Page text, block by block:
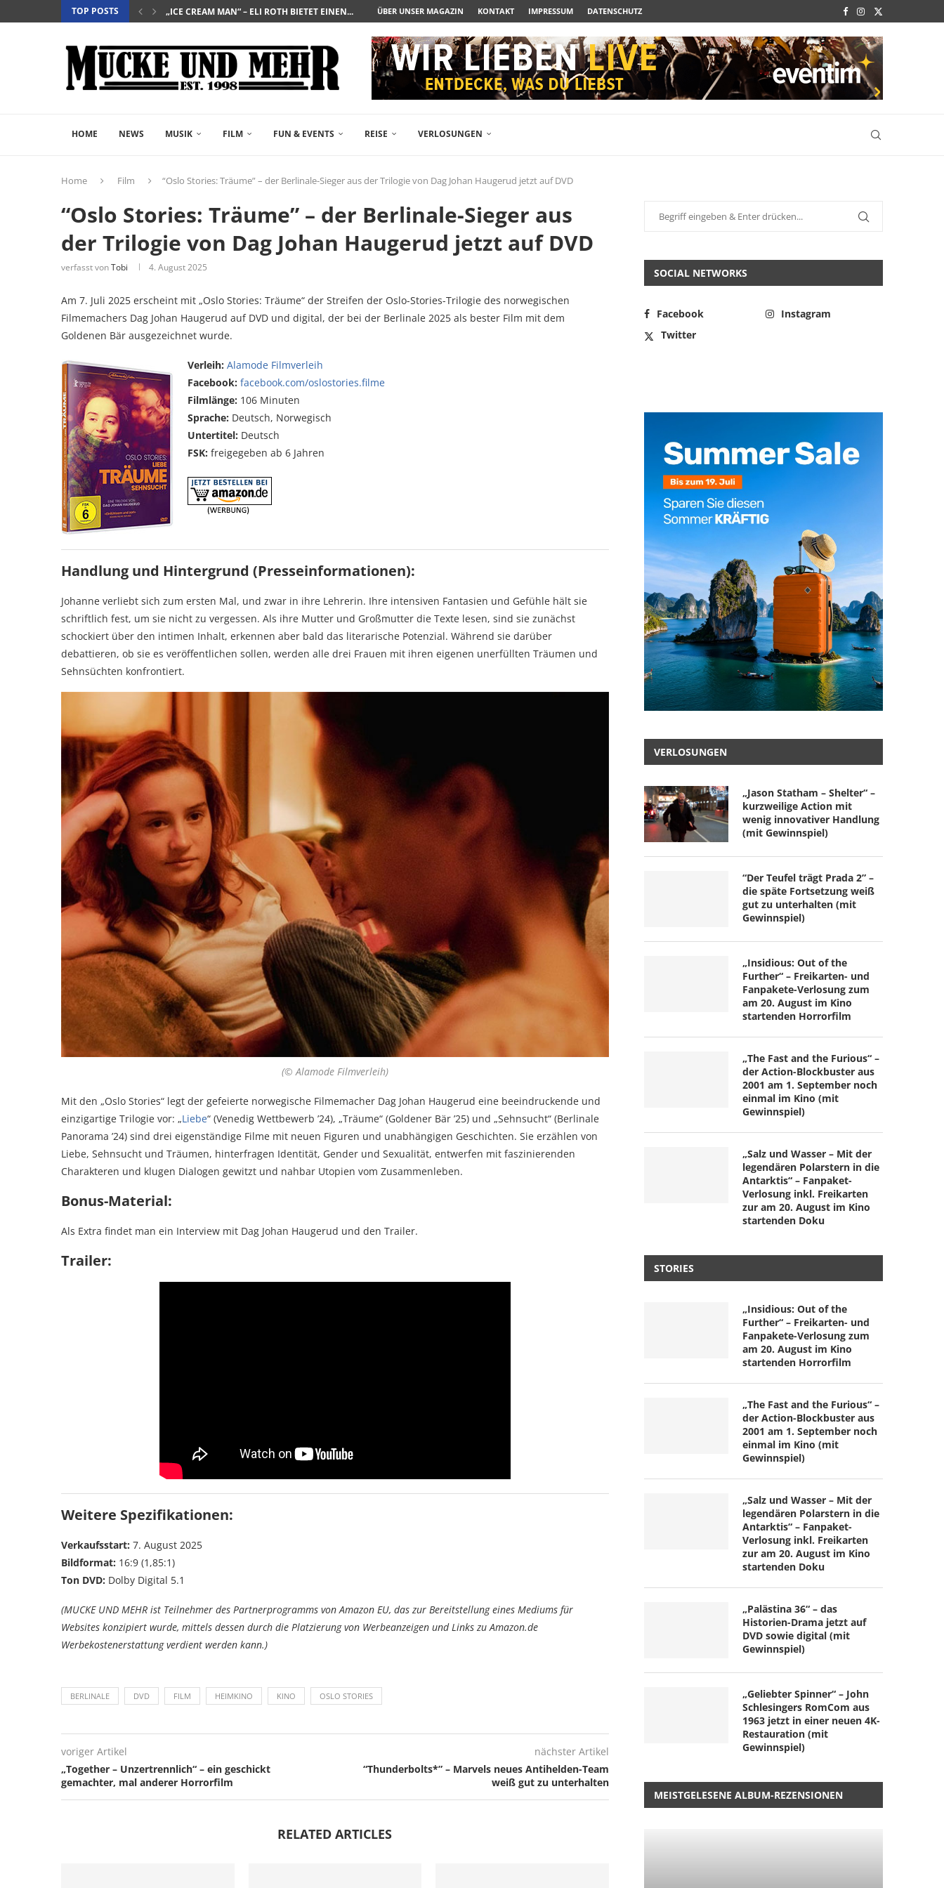
TOP POSTS
„EVERYTIME“ – BERÜHRENDE TRAUERAUFARBEITUNG DER BESONDEREN ART
„NIGHTBORN“ – WENN MUTTERSEIN ZUM ALBTRAUM WIRD
„INSIDIOUS: OUT OF THE FURTHER“ – FREIKARTEN- UND...
„THE FAST AND THE FURIOUS“ – DER ACTION-BLOCKBUSTER...
„SALZ UND WASSER – MIT DER LEGENDÄREN POLARSTERN...
„PALÄSTINA 36“ – DAS HISTORIEN-DRAMA JETZT AUF DVD...
„GELIEBTER SPINNER“ – JOHN SCHLESINGERS ROMCOM AUS 1963...
ÜBER UNSER MAGAZIN KONTAKT IMPRESSUM DATENSCHUTZ
HOME NEWS MUSIK FILM FUN & EVENTS REISE VERLOSUNGEN
Home Film “Oslo Stories: Träume” – der Berlinale-Sieger aus der Trilogie von Dag Johan Haugerud jetzt auf DVD
“Oslo Stories: Träume” – der Berlinale-Sieger aus
der Trilogie von Dag Johan Haugerud jetzt auf DVD
verfasst vonTobi 4. August 2025
Am 7. Juli 2025 erscheint mit „Oslo Stories: Träume“ der Streifen der Oslo-Stories-Trilogie des norwegischen
Filmemachers Dag Johan Haugerud auf DVD und digital, der bei der Berlinale 2025 als bester Film mit dem
Goldenen Bär ausgezeichnet wurde.
Verleih: Alamode Filmverleih
Facebook: facebook.com/oslostories.filme
Filmlänge: 106 Minuten
Sprache: Deutsch, Norwegisch
Untertitel: Deutsch
FSK: freigegeben ab 6 Jahren
Handlung und Hintergrund (Presseinformationen):
Johanne verliebt sich zum ersten Mal, und zwar in ihre Lehrerin. Ihre intensiven Fantasien und Gefühle hält sie
schriftlich fest, um sie nicht zu vergessen. Als ihre Mutter und Großmutter die Texte lesen, sind sie zunächst
schockiert über den intimen Inhalt, erkennen aber bald das literarische Potenzial. Während sie darüber
debattieren, ob sie es veröffentlichen sollen, werden alle drei Frauen mit ihren eigenen unerfüllten Träumen und
Sehnsüchten konfrontiert.
(© Alamode Filmverleih)
Mit den „Oslo Stories“ legt der gefeierte norwegische Filmemacher Dag Johan Haugerud eine beeindruckende und
einzigartige Trilogie vor: „Liebe“ (Venedig Wettbewerb ’24), „Träume“ (Goldener Bär ’25) und „Sehnsucht“ (Berlinale
Panorama ’24) sind drei eigenständige Filme mit neuen Figuren und unabhängigen Geschichten. Sie erzählen von
Liebe, Sehnsucht und Träumen, hinterfragen Identität, Gender und Sexualität, entwerfen mit faszinierenden
Charakteren und klugen Dialogen gewitzt und nahbar Utopien vom Zusammenleben.
Bonus-Material:
Als Extra findet man ein Interview mit Dag Johan Haugerud und den Trailer.
Trailer:
Weitere Spezifikationen:
Verkaufsstart: 7. August 2025
Bildformat: 16:9 (1,85:1)
Ton DVD: Dolby Digital 5.1
(MUCKE UND MEHR ist Teilnehmer des Partnerprogramms von Amazon EU, das zur Bereitstellung eines Mediums für
Websites konzipiert wurde, mittels dessen durch die Platzierung von Werbeanzeigen und Links zu Amazon.de
Werbekostenerstattung verdient werden kann.)
BERLINALE DVD FILM HEIMKINO KINO OSLO STORIES
voriger Artikel
„Together – Unzertrennlich“ – ein geschickt
gemachter, mal anderer Horrorfilm
nächster Artikel
“Thunderbolts*” – Marvels neues Antihelden-Team
weiß gut zu unterhalten
RELATED ARTICLES
SOCIAL NETWORKS
Facebook
Instagram
Twitter
VERLOSUNGEN
„Jason Statham – Shelter“ –
kurzweilige Action mit
wenig innovativer Handlung
(mit Gewinnspiel)
“Der Teufel trägt Prada 2” –
die späte Fortsetzung weiß
gut zu unterhalten (mit
Gewinnspiel)
„Insidious: Out of the
Further“ – Freikarten- und
Fanpakete-Verlosung zum
am 20. August im Kino
startenden Horrorfilm
„The Fast and the Furious“ –
der Action-Blockbuster aus
2001 am 1. September noch
einmal im Kino (mit
Gewinnspiel)
„Salz und Wasser – Mit der
legendären Polarstern in die
Antarktis“ – Fanpaket-
Verlosung inkl. Freikarten
zur am 20. August im Kino
startenden Doku
STORIES
„Insidious: Out of the
Further“ – Freikarten- und
Fanpakete-Verlosung zum
am 20. August im Kino
startenden Horrorfilm
„The Fast and the Furious“ –
der Action-Blockbuster aus
2001 am 1. September noch
einmal im Kino (mit
Gewinnspiel)
„Salz und Wasser – Mit der
legendären Polarstern in die
Antarktis“ – Fanpaket-
Verlosung inkl. Freikarten
zur am 20. August im Kino
startenden Doku
„Palästina 36“ – das
Historien-Drama jetzt auf
DVD sowie digital (mit
Gewinnspiel)
„Geliebter Spinner“ – John
Schlesingers RomCom aus
1963 jetzt in einer neuen 4K-
Restauration (mit
Gewinnspiel)
MEISTGELESENE ALBUM-REZENSIONEN